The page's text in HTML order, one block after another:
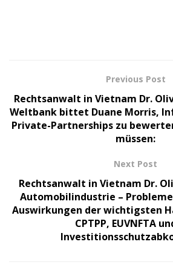
Previous Post
Rechtsanwalt in Vietnam Dr.
Weltbank bittet Duane Morris,
Private-Partnerships zu
müssen:
Next Post
Rechtsanwalt in Vietnam Dr.
Automobilindustrie –
Auswirkungen der wichtigsten
CPTPP, EUVNFTA